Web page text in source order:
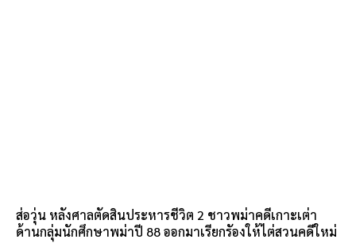
ส่อวุ่น หลังศาลตัดสินประหารชีวิต 2 ชาวพม่าคดีเกาะเต่า
ด้านกลุ่มนักศึกษาพม่าปี 88 ออกมาเรียกรัองให้ไต่สวนคดีใหม่